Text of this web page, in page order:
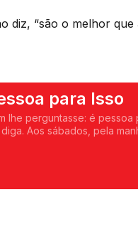
diz, “são o melhor que
para Isso
lhe perguntasse: é pessoa
Aos sábados, pela
muito mais. Uma frase,